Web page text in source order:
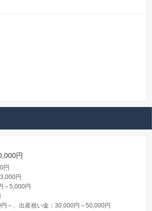
円
円
円
～5,000円
～、出産祝い金：30,000円～50,000円